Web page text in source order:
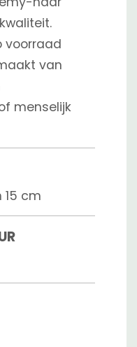
voorraad
van
menselijk
cm